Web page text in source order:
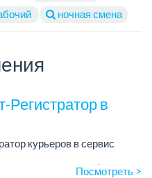
ночная смена
Регистратор в
курьеров в сервис
хана - Макатаева).Посмотреть >